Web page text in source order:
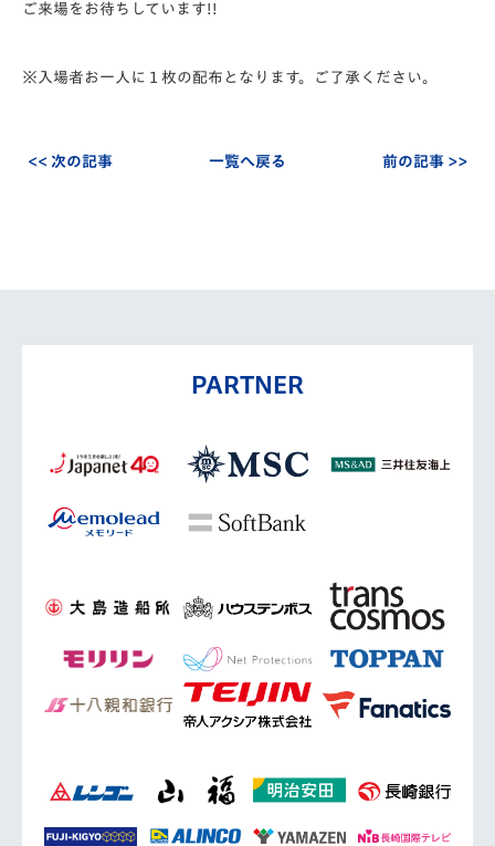
ご来場をお待ちしています!!
※入場者お一人に１枚の配布となります。ご了承ください。
<< 次の記事 一覧へ戻る 前の記事 >>
PARTNER